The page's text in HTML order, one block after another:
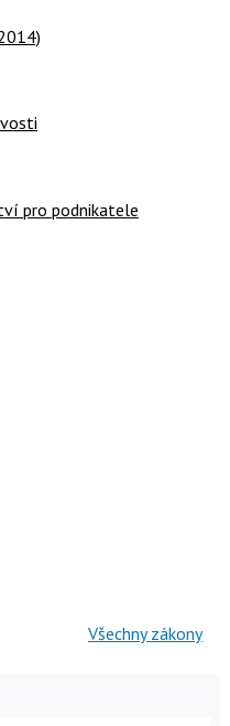
pro podnikatele
Všechny zákony